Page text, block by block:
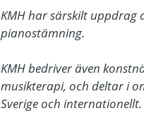
KMH har särskilt uppdrag
pianostämning.
KMH bedriver även
musikterapi, och deltar i
Sverige och internationellt.